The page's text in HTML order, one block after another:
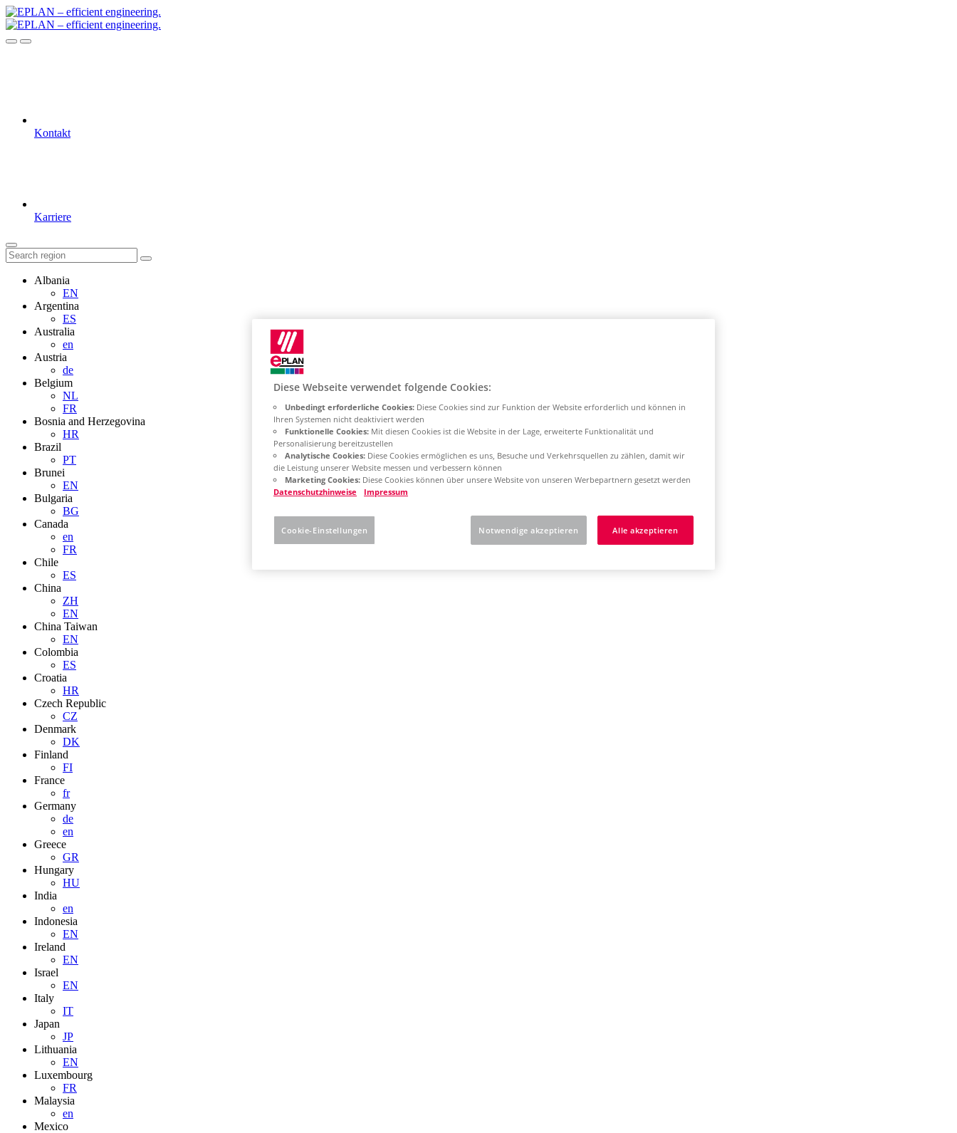
Kontakt
Karriere
Albania
EN
Argentina
ES
Australia
en
Austria
de
Belgium
NL
FR
Bosnia and Herzegovina
HR
Brazil
PT
Brunei
EN
Bulgaria
BG
Canada
en
FR
Chile
ES
China
ZH
EN
China Taiwan
EN
Colombia
ES
Croatia
HR
Czech Republic
CZ
Denmark
DK
Finland
FI
France
fr
Germany
de
en
Greece
GR
Hungary
HU
India
en
Indonesia
EN
Ireland
EN
Israel
EN
Italy
IT
Japan
JP
Lithuania
EN
Luxembourg
FR
Malaysia
en
Mexico
Diese Webseite verwendet folgende Cookies:
Unbedingt erforderliche Cookies: Diese Cookies sind zur Funktion der Website erforderlich und können in
Ihren Systemen nicht deaktiviert werden
Funktionelle Cookies: Mit diesen Cookies ist die Website in der Lage, erweiterte Funktionalität und
Personalisierung bereitzustellen
Analytische Cookies: Diese Cookies ermöglichen es uns, Besuche und Verkehrsquellen zu zählen, damit wir
die Leistung unserer Website messen und verbessern können
Marketing Cookies: Diese Cookies können über unsere Website von unseren Werbepartnern gesetzt werden
Datenschutzhinweise
Impressum
Notwendige akzeptieren Alle akzeptieren
Cookie-Einstellungen